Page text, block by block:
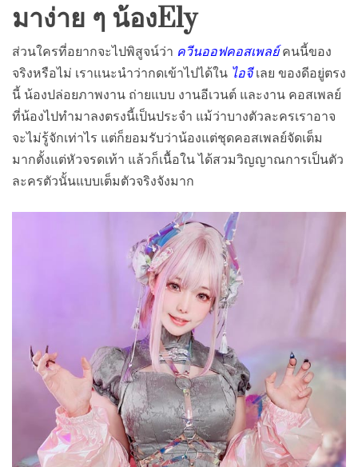
มาง่าย ๆ น้องEly
ส่วนใครที่อยากจะไปพิสูจน์ว่า ควีนออฟคอสเพลย์ คนนี้ของ
จริงหรือไม่ เราแนะนำว่ากดเข้าไปได้ใน ไอจี เลย ของดีอยู่ตรง
นี้ น้องปล่อยภาพงาน ถ่ายแบบ งานอีเวนต์ และงาน คอสเพลย์
ที่น้องไปทำมาลงตรงนี้เป็นประจำ แม้ว่าบางตัวละครเราอาจ
จะไม่รู้จักเท่าไร แต่ก็ยอมรับว่าน้องแต่ชุดคอสเพลย์จัดเต็ม
มากตั้งแต่หัวจรดเท้า แล้วก็เนื้อใน ได้สวมวิญญาณการเป็นตัว
ละครตัวนั้นแบบเต็มตัวจริงจังมาก